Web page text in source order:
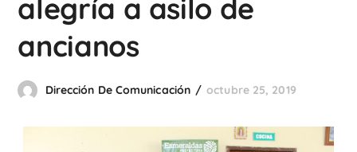
alegría a asilo de
ancianos
Dirección De Comunicación octubre 25, 2019